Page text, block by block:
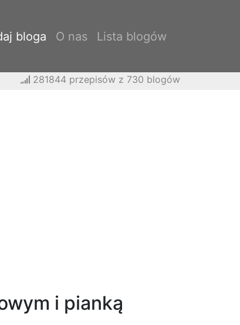
bloga O nas Lista blogów
281844 przepisów z 730 blogów
i pianką